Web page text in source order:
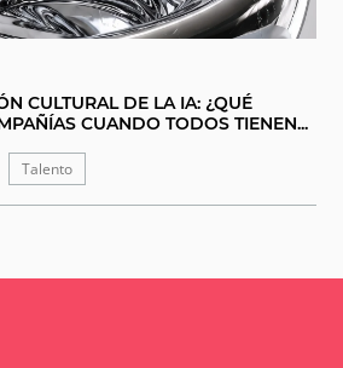
CULTURAL DE LA IA: ¿QUÉ
CUANDO TODOS TIENEN...
Talento